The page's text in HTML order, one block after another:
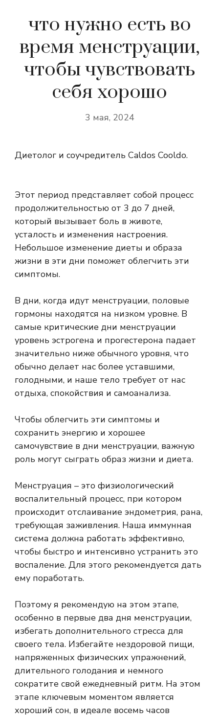
что нужно есть во
время менструации,
чтобы чувствовать
себя хорошо
3 мая, 2024
Диетолог и соучредитель Caldos Cooldo.
Этот период представляет собой процесс
продолжительностью от 3 до 7 дней,
который вызывает боль в животе,
усталость и изменения настроения.
Небольшое изменение диеты и образа
жизни в эти дни поможет облегчить эти
симптомы.
В дни, когда идут менструации, половые
гормоны находятся на низком уровне. В
самые критические дни менструации
уровень эстрогена и прогестерона падает
значительно ниже обычного уровня, что
обычно делает нас более уставшими,
голодными, и наше тело требует от нас
отдыха, спокойствия и самоанализа.
Чтобы облегчить эти симптомы и
сохранить энергию и хорошее
самочувствие в дни менструации, важную
роль могут сыграть образ жизни и диета.
Менструация – это физиологический
воспалительный процесс, при котором
происходит отслаивание эндометрия, рана,
требующая заживления. Наша иммунная
система должна работать эффективно,
чтобы быстро и интенсивно устранить это
воспаление. Для этого рекомендуется дать
ему поработать.
Поэтому я рекомендую на этом этапе,
особенно в первые два дня менструации,
избегать дополнительного стресса для
своего тела. Избегайте нездоровой пищи,
напряженных физических упражнений,
длительного голодания и немного
сократите свой ежедневный ритм. На этом
этапе ключевым моментом является
хороший сон, в идеале восемь часов